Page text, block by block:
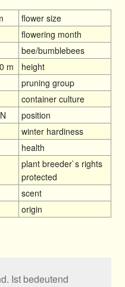
flower size
flowering month
bee/bumblebees
m
height
pruning group
container culture
position
winter hardiness
health
plant breeder`s rights
protected
scent
origin
Ist bedeutend